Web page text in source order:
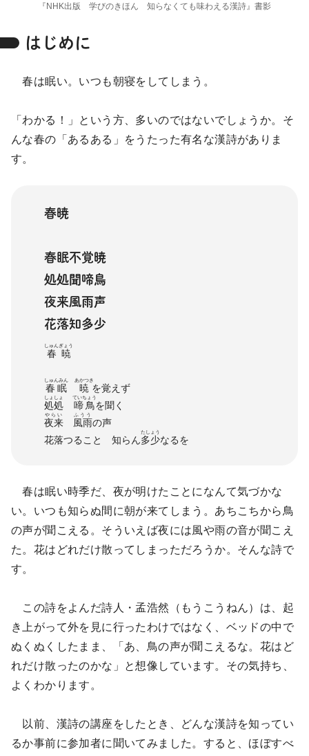
『NHK出版 学びのきほん 知らなくても味わえる漢詩』書影
はじめに
春は眠い。いつも朝寝をしてしまう。
「わかる！」という方、多いのではないでしょうか。そ
んな春の「あるある」をうたった有名な漢詩がありま
す。
春暁
春眠不覚暁
処処聞啼鳥
夜来風雨声
花落知多少
春暁
しゅんぎょう
春眠
しゅんみん
暁
あかつき
を覚えず
処処
しょしょ
啼鳥
ていちょう
を聞く
夜来
やらい
風雨
ふうう
の声
花落つること 知らん多少
たしょう
なるを
春は眠い時季だ、夜が明けたことになんて気づかな
い。いつも知らぬ間に朝が来てしまう。あちこちから鳥
の声が聞こえる。そういえば夜には風や雨の音が聞こえ
た。花はどれだけ散ってしまっただろうか。そんな詩で
す。
この詩をよんだ詩人・孟浩然（もうこうねん）は、起
き上がって外を見に行ったわけではなく、ベッドの中で
ぬくぬくしたまま、「あ、鳥の声が聞こえるな。花はど
れだけ散ったのかな」と想像しています。その気持ち、
よくわかります。
以前、漢詩の講座をしたとき、どんな漢詩を知ってい
るか事前に参加者に聞いてみました。すると、ほぼすべ